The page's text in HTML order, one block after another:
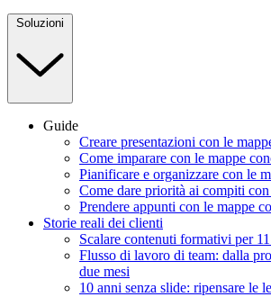
Soluzioni
Guide
Creare presentazioni con le
Come imparare con le mappe
Pianificare e organizzare con le
Come dare priorità ai compiti
Prendere appunti con le mappe
Storie reali dei clienti
Scalare contenuti formativi per
Flusso di lavoro di team: dalla
due mesi
10 anni senza slide: ripensare le